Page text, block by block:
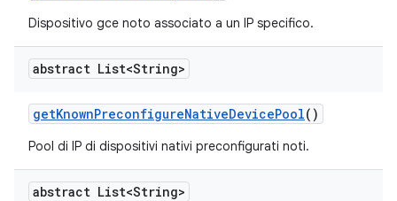
Dispositivo gce noto associato a un IP specifico.
abstract List<String>
getKnownPreconfigureNativeDevicePool()
Pool di IP di dispositivi nativi preconfigurati noti.
abstract List<String>